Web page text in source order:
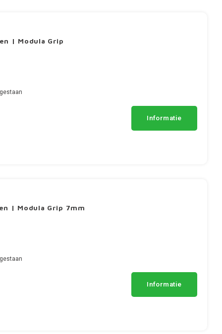
| Modula Grip
Informatie
| Modula Grip 7mm
Informatie